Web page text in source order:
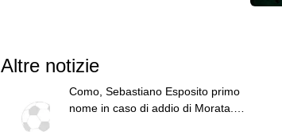
Altre notizie
Como, Sebastiano Esposito primo
nome in caso di addio di Morata.